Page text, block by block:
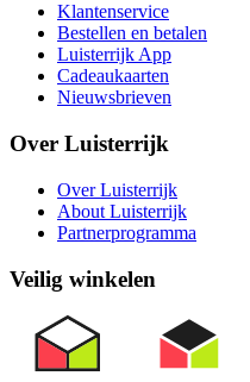
Klantenservice
Bestellen en betalen
Luisterrijk App
Cadeaukaarten
Nieuwsbrieven
Over Luisterrijk
Over Luisterrijk
About Luisterrijk
Partnerprogramma
Veilig winkelen